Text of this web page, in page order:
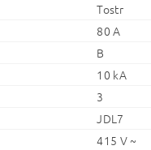
Tostr
80 A
B
10 kA
3
JDL7
415 V ~